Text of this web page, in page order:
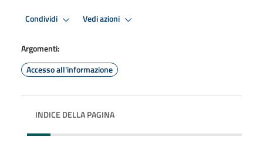
Condividi Vedi azioni
Argomenti:
Accesso all'informazione
INDICE DELLA PAGINA